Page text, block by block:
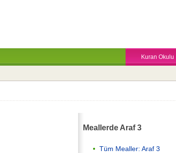
Kuran Okulu
Meallerde Araf 3
Tüm Mealler: Araf 3